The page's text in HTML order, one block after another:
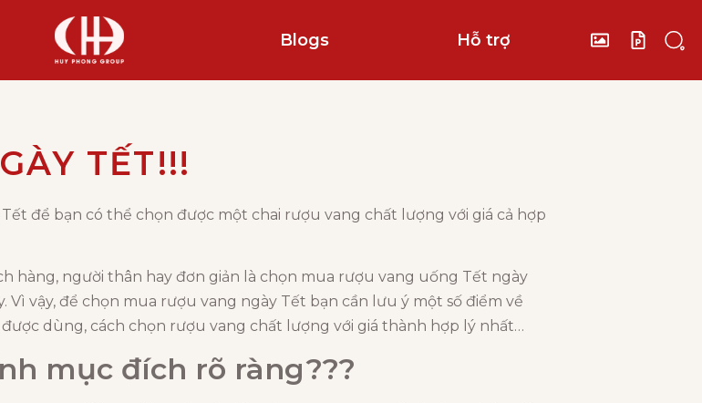
Blogs Hỗ trợ
TẾT!!!
để bạn có thể chọn được một chai rượu vang chất lượng với giá cả hợp
hàng, người thân hay đơn giản là chọn mua rượu vang uống Tết ngày
vậy, để chọn mua rượu vang ngày Tết bạn cần lưu ý một số điểm về
dùng, cách chọn rượu vang chất lượng với giá thành hợp lý nhất…
mục đích rõ ràng???